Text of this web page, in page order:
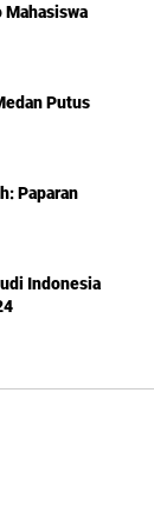
Mahasiswa
Putus
Paparan
Indonesia